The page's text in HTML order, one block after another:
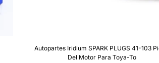
Autopartes Iridium SPARK PLUGS 41-103
Del Motor Para Toya-To